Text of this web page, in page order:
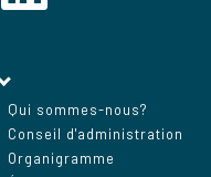
Qui sommes-nous?
Conseil d'administration
Organigramme